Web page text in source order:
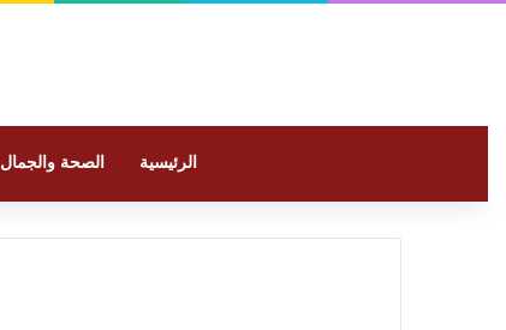
الرئيسية الصحة والجمال